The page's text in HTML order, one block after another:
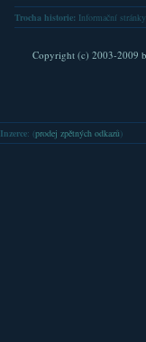
Trocha historie: Informační stránky
Copyright (c) 2003-2009
Inzerce: (prodej zpětných odkazů )